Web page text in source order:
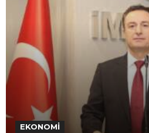
EKONOMİ